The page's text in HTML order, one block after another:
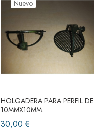
Nuevo
HOLGADERA PARA PERFIL DE
10MMX10MM.
30,00 €